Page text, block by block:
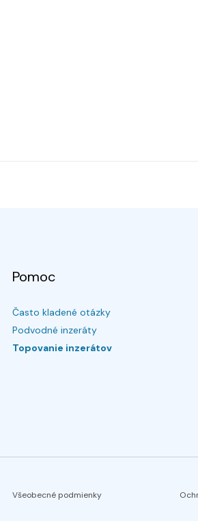
Pomoc
Často kladené otázky
Podvodné inzeráty
Topovanie inzerátov
Všeobecné podmienky